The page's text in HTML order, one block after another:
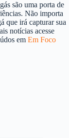
são uma porta de
Não importa
que irá capturar sua
notícias acesse
em Em Foco